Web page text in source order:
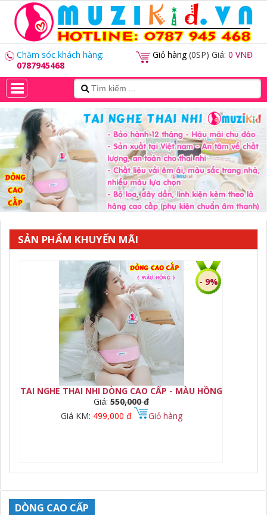
Chăm sóc khách hàng:
0787945468
Giỏ hàng(0SP) Giá: 0 VNĐ
SẢN PHẨM KHUYẾN MÃI
TAI NGHE THAI NHI DÒNG CAO CẤP - MÀU HỒNG
Giá: 550,000 đ
Giá KM: 499,000 đ Giỏ hàng
- 9%
DÒNG CAO CẤP